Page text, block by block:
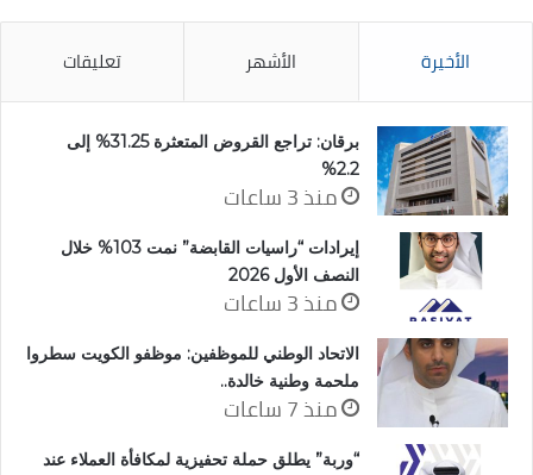
الأخيرة الأشهر تعليقات
برقان: تراجع القروض المتعثرة 31.25% إلى
2.2%
منذ 3 ساعات
إيرادات “راسيات القابضة” نمت 103% خلال
النصف الأول 2026
منذ 3 ساعات
الاتحاد الوطني للموظفين: موظفو الكويت سطروا
ملحمة وطنية خالدة..
منذ 7 ساعات
“وربة” يطلق حملة تحفيزية لمكافأة العملاء عند